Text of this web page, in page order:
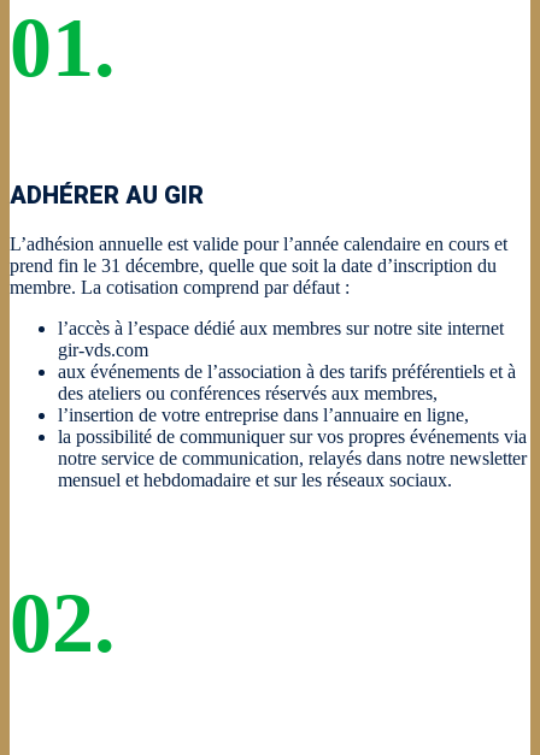
01.
ADHÉRER AU GIR
L’adhésion annuelle est valide pour l’année calendaire en cours et
prend fin le 31 décembre, quelle que soit la date d’inscription du
membre. La cotisation comprend par défaut :
l’accès à l’espace dédié aux membres sur notre site internet
gir-vds.com
aux événements de l’association à des tarifs préférentiels et à
des ateliers ou conférences réservés aux membres,
l’insertion de votre entreprise dans l’annuaire en ligne,
la possibilité de communiquer sur vos propres événements via
notre service de communication, relayés dans notre newsletter
mensuel et hebdomadaire et sur les réseaux sociaux.
02.